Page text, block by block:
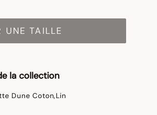
UNE TAILLE
la collection
Dune Coton,Lin